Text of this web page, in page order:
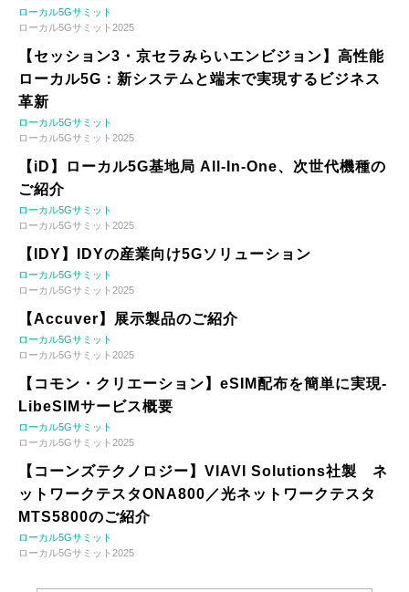
ローカル5Gサミット
ローカル5Gサミット2025
【セッション3・京セラみらいエンビジョン】高性能
ローカル5G：新システムと端末で実現するビジネス
革新
ローカル5Gサミット
ローカル5Gサミット2025
【iD】ローカル5G基地局 All-In-One、次世代機種の
ご紹介
ローカル5Gサミット
ローカル5Gサミット2025
【IDY】IDYの産業向け5Gソリューション
ローカル5Gサミット
ローカル5Gサミット2025
【Accuver】展示製品のご紹介
ローカル5Gサミット
ローカル5Gサミット2025
【コモン・クリエーション】eSIM配布を簡単に実現-
LibeSIMサービス概要
ローカル5Gサミット
ローカル5Gサミット2025
【コーンズテクノロジー】VIAVI Solutions社製 ネ
ットワークテスタONA800／光ネットワークテスタ
MTS5800のご紹介
ローカル5Gサミット
ローカル5Gサミット2025